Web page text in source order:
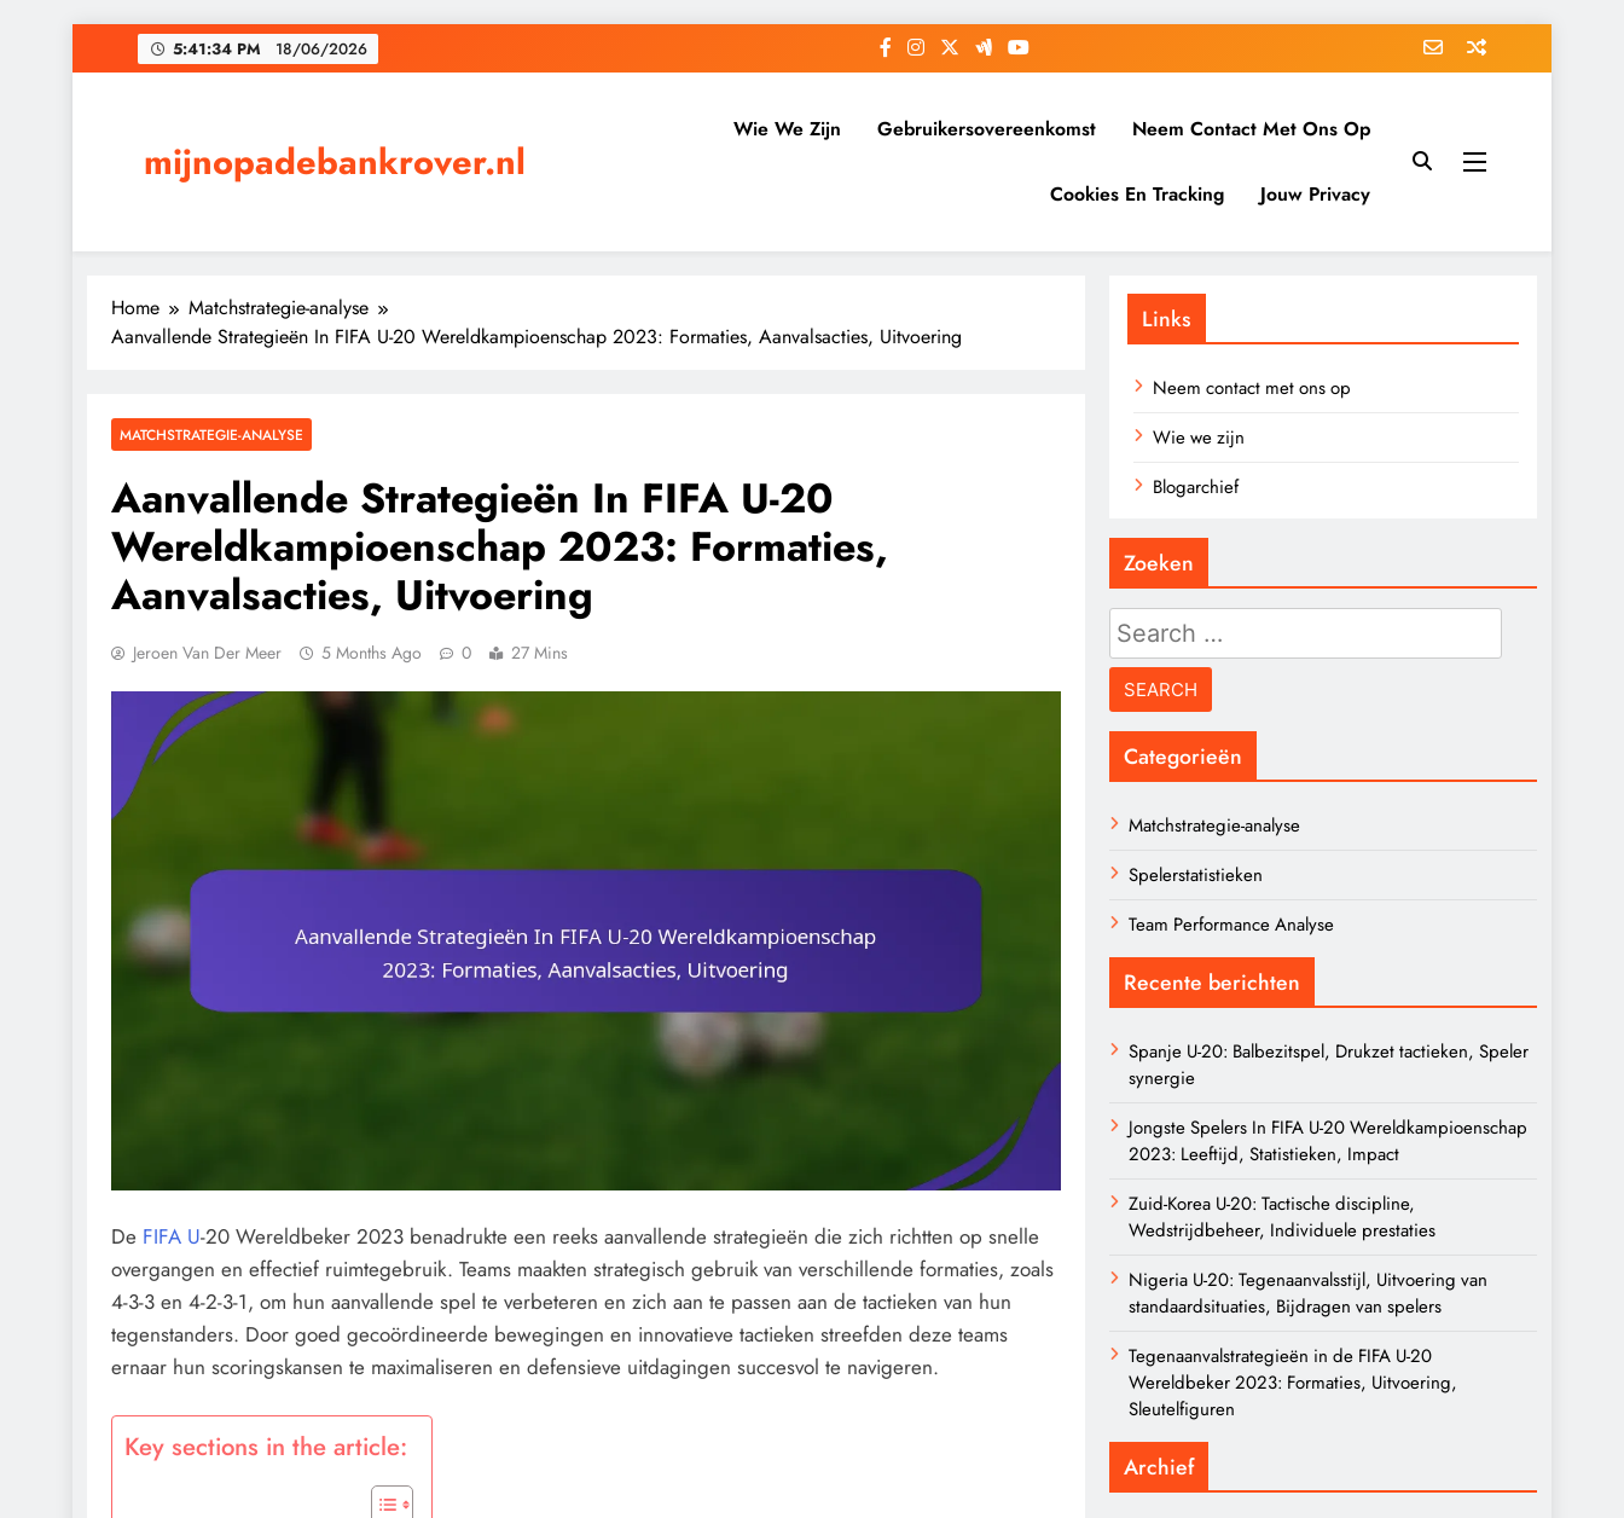
to
5:41:35 PM 18/06/2026
mijnopadebankrover.nl
Wie We Zijn Gebruikersovereenkomst Neem Contact Met Ons Op
Cookies En Tracking Jouw Privacy
Home
Matchstrategie-analyse
Aanvallende Strategieën In FIFA U-20 Wereldkampioenschap 2023: Formaties, Aanvalsacties, Uitvoering
MATCHSTRATEGIE-ANALYSE
Aanvallende Strategieën In FIFA U-20
Wereldkampioenschap 2023: Formaties,
Aanvalsacties, Uitvoering
Jeroen Van Der Meer 5 Months Ago 0 27 Mins
De FIFA U-20 Wereldbeker 2023 benadrukte een reeks aanvallende strategieën die zich richtten op snelle
overgangen en effectief ruimtegebruik. Teams maakten strategisch gebruik van verschillende formaties, zoals
4-3-3 en 4-2-3-1, om hun aanvallende spel te verbeteren en zich aan te passen aan de tactieken van hun
tegenstanders. Door goed gecoördineerde bewegingen en innovatieve tactieken streefden deze teams
ernaar hun scoringskansen te maximaliseren en defensieve uitdagingen succesvol te navigeren.
Key sections in the article:
Links
Neem contact met ons op
Wie we zijn
Blogarchief
Zoeken
Search
for:
Categorieën
Matchstrategie-analyse
Spelerstatistieken
Team Performance Analyse
Recente berichten
Spanje U-20: Balbezitspel, Drukzet tactieken, Speler
synergie
Jongste Spelers In FIFA U-20 Wereldkampioenschap
2023: Leeftijd, Statistieken, Impact
Zuid-Korea U-20: Tactische discipline,
Wedstrijdbeheer, Individuele prestaties
Nigeria U-20: Tegenaanvalsstijl, Uitvoering van
standaardsituaties, Bijdragen van spelers
Tegenaanvalstrategieën in de FIFA U-20
Wereldbeker 2023: Formaties, Uitvoering,
Sleutelfiguren
Archief